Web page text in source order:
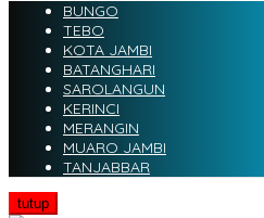
BUNGO
TEBO
KOTA JAMBI
BATANGHARI
SAROLANGUN
KERINCI
MERANGIN
MUARO JAMBI
TANJABBAR
tutup